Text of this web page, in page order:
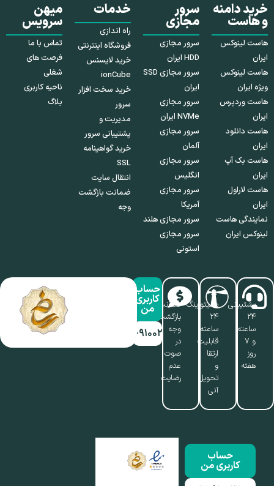
خرید دامنه
و هاست
هاست لینوکس
ایران
هاست لینوکس
ویژه ایران
هاست وردپرس
ایران
هاست دانلود
ایران
هاست بک آپ
ایران
هاست لاراول
ایران
نمایندگی هاست
لینوکس ایران
سرور
مجازی
سرور مجازی
HDD ایران
سرور مجازی SSD
ایران
سرور مجازی
NVMe ایران
سرور مجازی
آلمان
سرور مجازی
انگلیس
سرور مجازی
آمریکا
سرور مجازی هلند
سرور مجازی
استونی
خدمات
راه اندازی
فروشگاه اینترنتی
خرید لایسنس
ionCube
خرید سخت افزار
سرور
مدیریت و
پشتیبانی سرور
خرید گواهینامه
SSL
انتقال سایت
ضمانت بازگشت
وجه
میهن
سرویس
تماس با ما
فرصت های
شغلی
ناحیه کاربری
بلاگ
پشتیبانی
۲۴
ساعته
و ۷
روز
هفته
مانیتورینگ
۲۴
ساعته،
قابلیت
ارتقا
تحویل
آنی
ضمانت
بازگشت
وجه
در
صوت
عدم
رضایت
حساب
کاربری
من
۰۱۷-۹۱۰۰۲۱۱۰
حساب
کاربری من